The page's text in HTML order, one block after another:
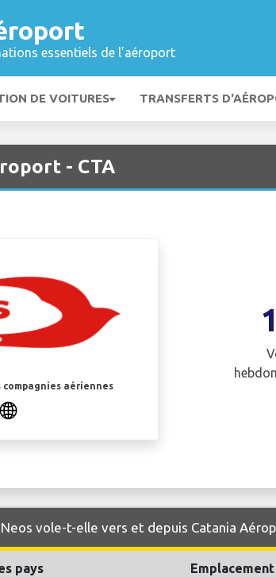
essentiels de l’aéroport
DE VOITURES TRANSFERTS
- CTA
aériennes
vole-t-elle vers et depuis Catania
pays Emplacement